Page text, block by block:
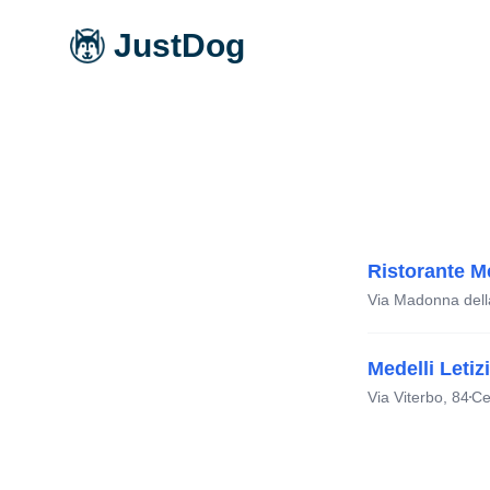
JustDog
Ristorante
Via Madonna
Medelli
Via Viterbo, 84